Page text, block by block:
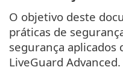
O objetivo deste
práticas de
segurança aplicados
LiveGuard